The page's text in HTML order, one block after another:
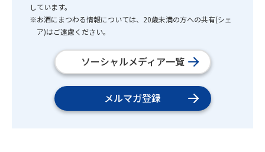
しています。
※お酒にまつわる情報については、20歳未満の方への共有(シェ
ア)はご遠慮ください。
ソーシャルメディア一覧
メルマガ登録